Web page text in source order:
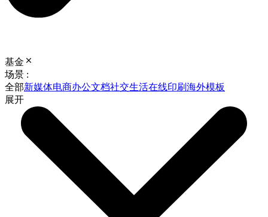
基金
场景 :
全部新媒体电商办公文档社交生活在线印刷海外模板
展开